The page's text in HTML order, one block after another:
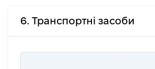
6. Транспортні засоби